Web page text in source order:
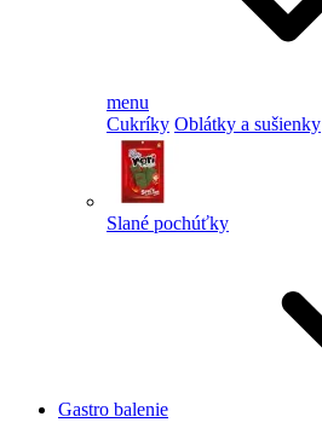
menu
Cukríky Oblátky a sušienky
Slané pochúťky
Gastro balenie